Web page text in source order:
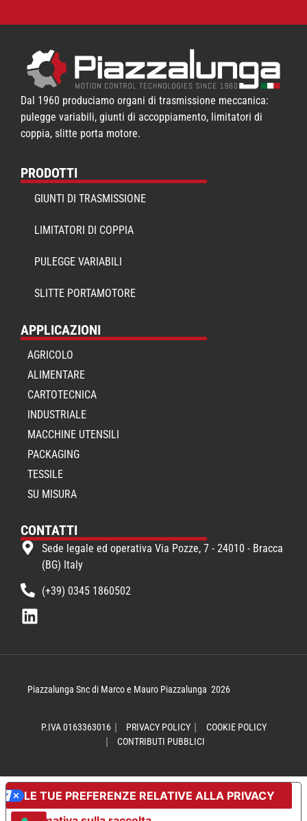
Dal 1960 produciamo organi di trasmissione meccanica:
pulegge variabili, giunti di accoppiamento, limitatori di
coppia, slitte porta motore.
PRODOTTI
GIUNTI DI TRASMISSIONE
LIMITATORI DI COPPIA
PULEGGE VARIABILI
SLITTE PORTAMOTORE
APPLICAZIONI
AGRICOLO
ALIMENTARE
CARTOTECNICA
INDUSTRIALE
MACCHINE UTENSILI
PACKAGING
TESSILE
SU MISURA
CONTATTI
Sede legale ed operativa Via Pozze, 7 - 24010 - Bracca
(BG) Italy
(+39) 0345 1860502
Piazzalunga Snc di Marco e Mauro Piazzalunga 2026
P.IVA 0163363016 PRIVACY POLICY
COOKIE POLICY
CONTRIBUTI PUBBLICI
LE TUE PREFERENZE RELATIVE ALLA PRIVACY